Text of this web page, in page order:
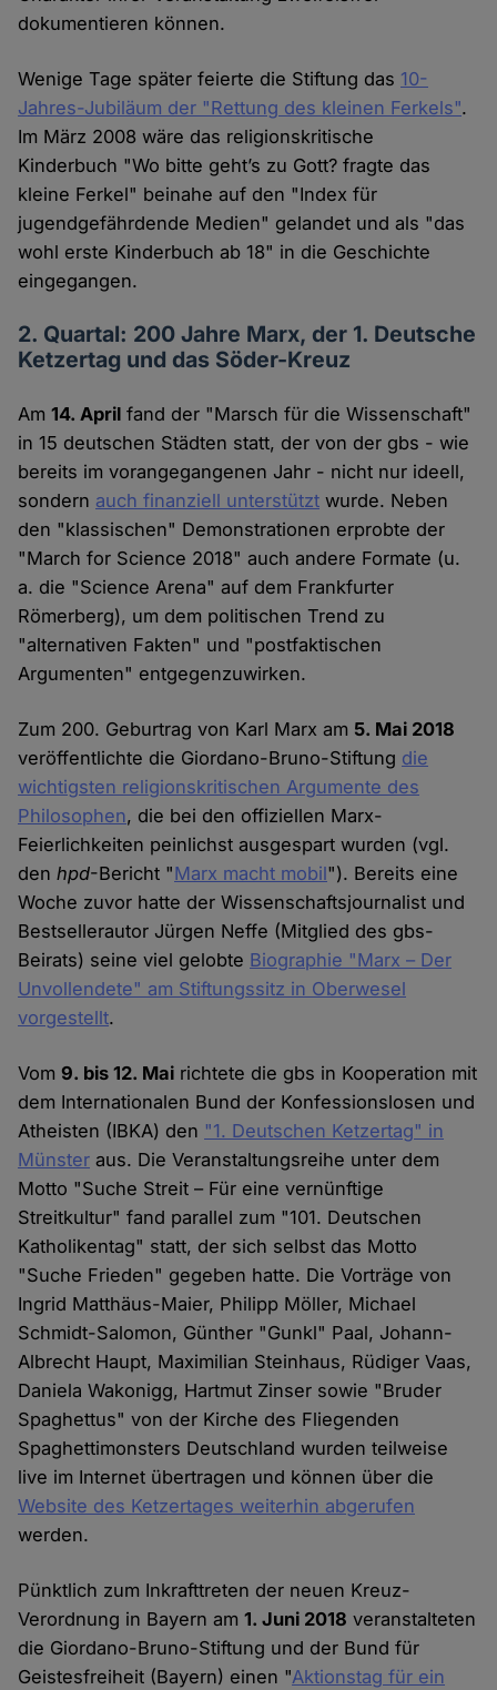
dokumentieren können.
Wenige Tage später feierte die Stiftung das 10-
Jahres-Jubiläum der "Rettung des kleinen Ferkels".
Im März 2008 wäre das religionskritische
Kinderbuch "Wo bitte geht’s zu Gott? fragte das
kleine Ferkel" beinahe auf den "Index für
jugendgefährdende Medien" gelandet und als "das
wohl erste Kinderbuch ab 18" in die Geschichte
eingegangen.
2. Quartal: 200 Jahre Marx, der 1. Deutsche
Ketzertag und das Söder-Kreuz
Am14. April fand der "Marsch für die Wissenschaft"
in 15 deutschen Städten statt, der von der gbs - wie
bereits im vorangegangenen Jahr - nicht nur ideell,
sondern auch finanziell unterstützt wurde. Neben
den "klassischen" Demonstrationen erprobte der
"March for Science 2018" auch andere Formate (u.
a. die "Science Arena" auf dem Frankfurter
Römerberg), um dem politischen Trend zu
"alternativen Fakten" und "postfaktischen
Argumenten" entgegenzuwirken.
Zum 200. Geburtrag von Karl Marx am 5. Mai 2018
veröffentlichte die Giordano-Bruno-Stiftung die
wichtigsten religionskritischen Argumente des
Philosophen, die bei den offiziellen Marx-
Feierlichkeiten peinlichst ausgespart wurden (vgl.
denhpd-Bericht "Marx macht mobil"). Bereits eine
Woche zuvor hatte der Wissenschaftsjournalist und
Bestsellerautor Jürgen Neffe (Mitglied des gbs-
Beirats) seine viel gelobte Biographie "Marx – Der
Unvollendete" am Stiftungssitz in Oberwesel
vorgestellt.
Vom9. bis 12. Mai richtete die gbs in Kooperation mit
dem Internationalen Bund der Konfessionslosen und
Atheisten (IBKA) den "1. Deutschen Ketzertag" in
Münster aus. Die Veranstaltungsreihe unter dem
Motto "Suche Streit – Für eine vernünftige
Streitkultur" fand parallel zum "101. Deutschen
Katholikentag" statt, der sich selbst das Motto
"Suche Frieden" gegeben hatte. Die Vorträge von
Ingrid Matthäus-Maier, Philipp Möller, Michael
Schmidt-Salomon, Günther "Gunkl" Paal, Johann-
Albrecht Haupt, Maximilian Steinhaus, Rüdiger Vaas,
Daniela Wakonigg, Hartmut Zinser sowie "Bruder
Spaghettus" von der Kirche des Fliegenden
Spaghettimonsters Deutschland wurden teilweise
live im Internet übertragen und können über die
Website des Ketzertages weiterhin abgerufen
werden.
Pünktlich zum Inkrafttreten der neuen Kreuz-
Verordnung in Bayern am1. Juni 2018 veranstalteten
die Giordano-Bruno-Stiftung und der Bund für
Geistesfreiheit (Bayern) einen "Aktionstag für ein